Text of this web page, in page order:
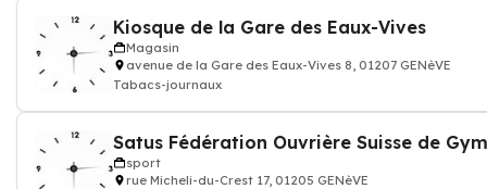
Kiosque de la Gare des Eaux-Vives
Magasin
avenue de la Gare des Eaux-Vives 8, 01207 GENèVE
Tabacs-journaux
sport
rue Micheli-du-Crest 17, 01205 GENèVE